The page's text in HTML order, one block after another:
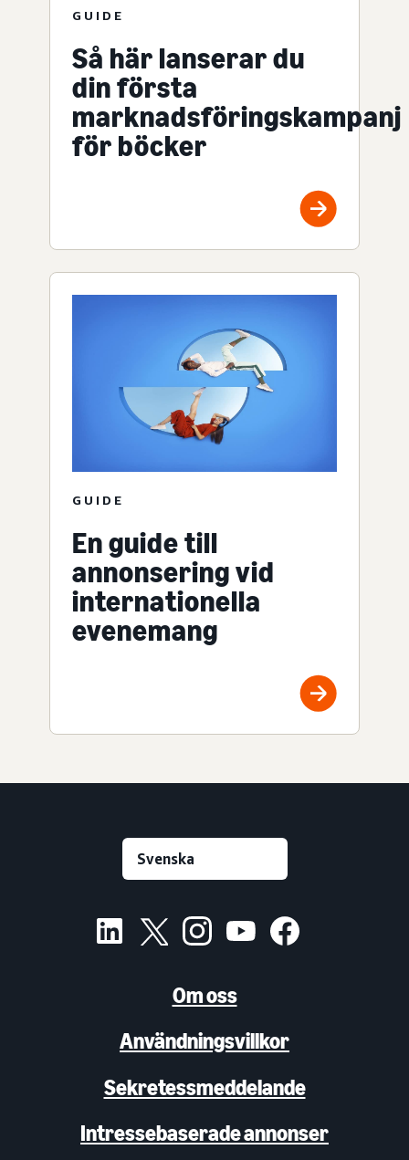
GUIDE
Så här lanserar du
din första
marknadsföringskampanj
för böcker
GUIDE
En guide till
annonsering vid
internationella
evenemang
Om oss
Användningsvillkor
Sekretessmeddelande
Intressebaserade annonser